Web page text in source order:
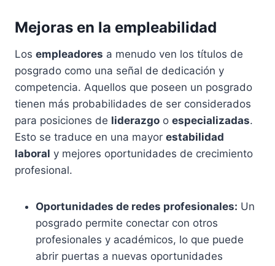
Mejoras en la empleabilidad
Los empleadores a menudo ven los títulos de
posgrado como una señal de dedicación y
competencia. Aquellos que poseen un posgrado
tienen más probabilidades de ser considerados
para posiciones de liderazgo o especializadas.
Esto se traduce en una mayor estabilidad
laboral y mejores oportunidades de crecimiento
profesional.
Oportunidades de redes profesionales: Un
posgrado permite conectar con otros
profesionales y académicos, lo que puede
abrir puertas a nuevas oportunidades